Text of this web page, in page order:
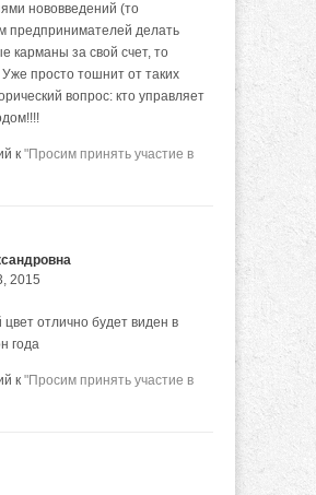
нововведений (то
предпринимателей делать
карманы за свой счет, то
просто тошнит от таких
вопрос: кто управляет
к "Просим принять участие в
2015
отлично будет виден в
года
к "Просим принять участие в